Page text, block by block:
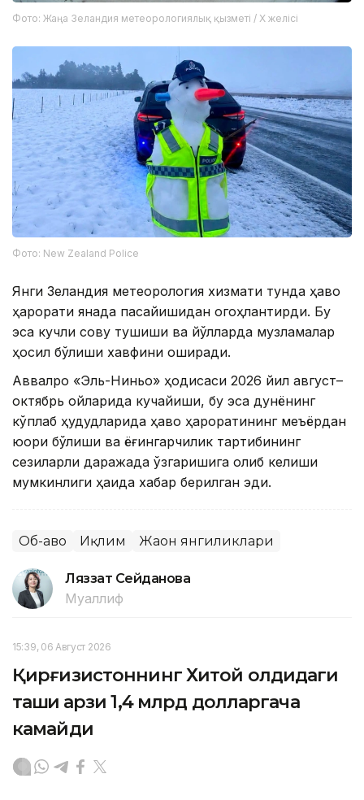
Фото: Жаңа Зеландия метеорологиялық қызметі / X желісі
Фото: New Zealand Police
Янги Зеландия метеорология хизмати тунда ҳаво
ҳарорати янада пасайишидан огоҳлантирди. Бу
эса кучли совуқ тушиши ва йўлларда музламалар
ҳосил бўлиши хавфини оширади.
Аввалроқ «Эль-Ниньо» ҳодисаси 2026 йил август–
октябрь ойларида кучайиши, бу эса дунёнинг
кўплаб ҳудудларида ҳаво ҳароратининг меъёрдан
юқори бўлиши ва ёғингарчилик тартибининг
сезиларли даражада ўзгаришига олиб келиши
мумкинлиги ҳақида хабар берилган эди.
Об-ҳаво Иқлим Жаҳон янгиликлари
Ляззат Сейданова
Муаллиф
15:39, 06 Август 2026
Қирғизистоннинг Хитой олдидаги
ташқи қарзи 1,4 млрд долларгача
камайди